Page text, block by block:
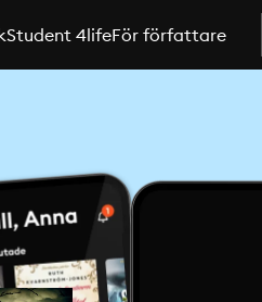
Student 4lifeFör författare